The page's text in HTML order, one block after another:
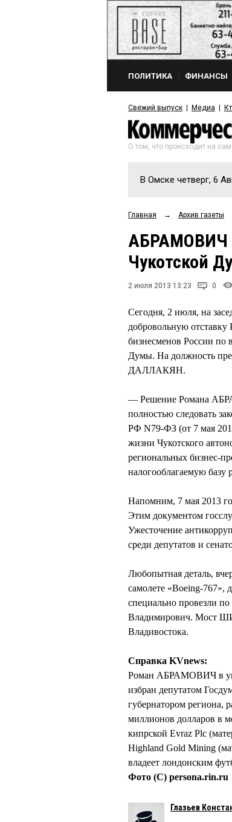
ПОЛИТИКА ФИНАНСЫ
Свежий выпуск Медиа
О том, что происходит на
В Омске четверг, 6
Главная → Архив газеты
АБРАМОВИЧ
Чукотской
2 июля 2013 13:23 0
Сегодня, 2 июля, на
добровольную
бизнесменов России по
Думы. На должность
ДАЛЛАКЯН.
— Решение Романа
полностью следовать
РФ N79-ФЗ (от 7 мая
жизни Чукотского
региональных бизнес-
налогооблагаемую
Напомним, 7 мая 2013
Этим документом
Ужесточение
среди депутатов и
Любопытная деталь,
самолете «Boeing-767»,
специально провезли
Владимирович. Мост
Владивостока.
Справка KVnews:
Роман АБРАМОВИЧ в
избран депутатом
губернатором региона,
миллионов долларов в
кипрской Evraz Plc
Highland Gold Mining
владеет лондонским
Фото (С) persona.rin.ru
Глазьев